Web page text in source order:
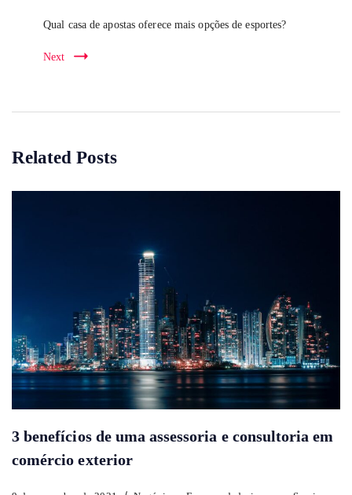
Qual casa de apostas oferece mais opções de esportes?
Next
Related Posts
3 benefícios de uma assessoria e consultoria em
comércio exterior